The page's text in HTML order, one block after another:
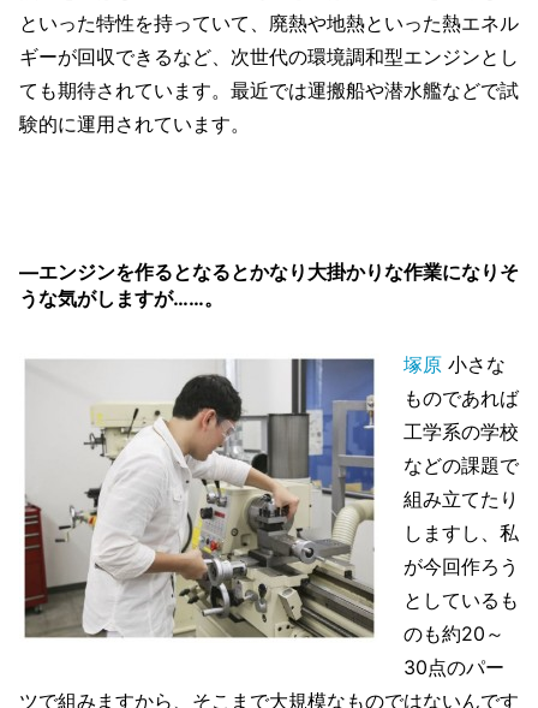
といった特性を持っていて、廃熱や地熱といった熱エネル
ギーが回収できるなど、次世代の環境調和型エンジンとし
ても期待されています。最近では運搬船や潜水艦などで試
験的に運用されています。
―エンジンを作るとなるとかなり大掛かりな作業になりそ
うな気がしますが……。
塚原 小さな
ものであれば
工学系の学校
などの課題で
組み立てたり
しますし、私
が今回作ろう
としているも
のも約20～
30点のパー
ツで組みますから、そこまで大規模なものではないんです